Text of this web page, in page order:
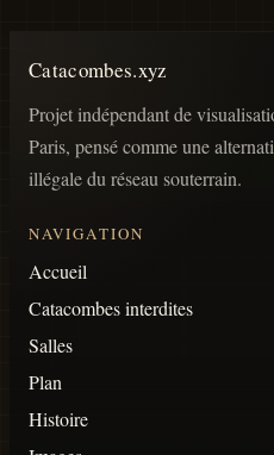
Catacombes.xyz
Projet indépendant de
Paris, pensé comme une
illégale du réseau souterrain.
NAVIGATION
Accueil
Catacombes interdites
Salles
Plan
Histoire